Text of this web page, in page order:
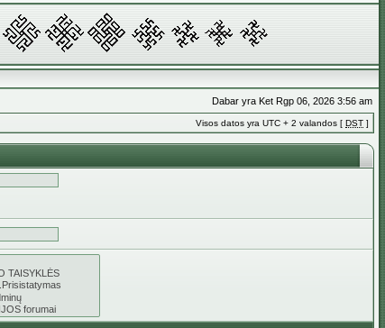
Dabar yra Ket Rgp 06, 2026 3:56 am
Visos datos yra UTC + 2 valandos [ DST ]